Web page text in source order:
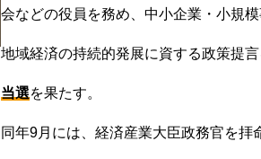
会などの役員を務め、中小企業・小規模
地域経済の持続的発展に資する政策提言
当選を果たす。
同年9月には、経済産業大臣政務官を拝